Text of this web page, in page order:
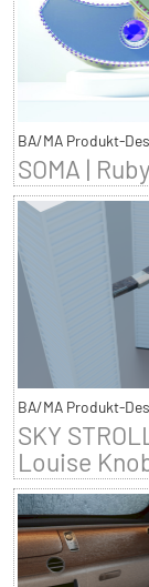
BA/MA Produkt-
SOMA |
BA/MA Produkt-
SKY
Louise